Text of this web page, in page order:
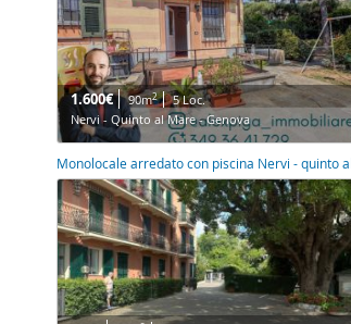
1.600€ 90m2
5 Loc.
Nervi - Quinto al Mare - Genova